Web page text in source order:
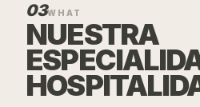
03WHAT
NUESTRA